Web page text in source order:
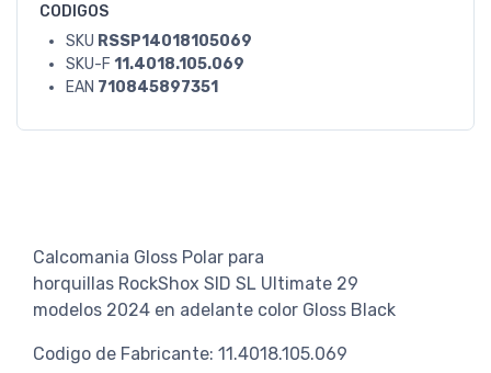
CODIGOS
SKU RSSP14018105069
SKU-F 11.4018.105.069
EAN 710845897351
Calcomania Gloss Polar para
horquillas RockShox SID SL Ultimate 29
modelos 2024 en adelante color Gloss Black
Codigo de Fabricante: 11.4018.105.069